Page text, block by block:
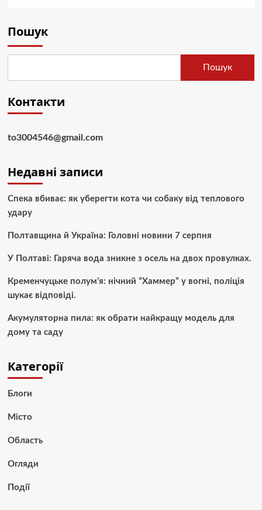
Пошук
Пошук
Контакти
to3004546@gmail.com
Недавні записи
Спека вбиває: як уберегти кота чи собаку від теплового
удару
Полтавщина й Україна: Головні новини 7 серпня
У Полтаві: Гаряча вода зникне з осель на двох провулках.
Кременчуцьке полум’я: нічний “Хаммер” у вогні, поліція
шукає відповіді.
Акумуляторна пила: як обрати найкращу модель для
дому та саду
Категорії
Блоги
Місто
Область
Огляди
Події